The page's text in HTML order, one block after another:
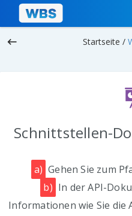
keyboard_backspace Startseite /
Schnittstellen-
a) Gehen Sie zum
b) In der API-
Informationen wie Sie die